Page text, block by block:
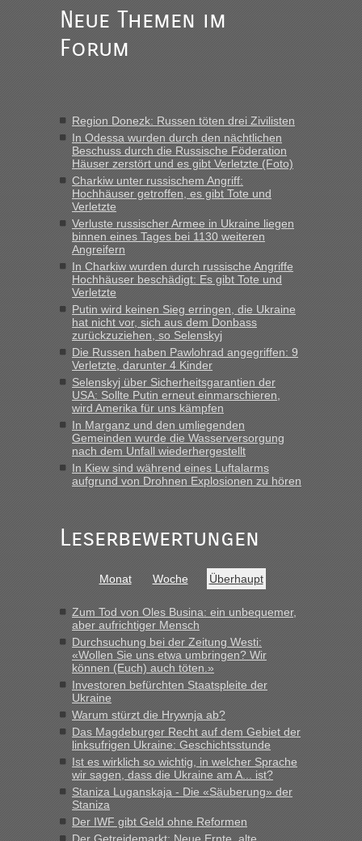
fast 11 Milliarden aufgedeckt
„Am besten wäre natürlich, wenn die Frau mit dabei ist.
Alleinreisende Männer stehen schließlich immer unter
Milliarden aufgedeckt
„Kein Zoll. Du musst an sich nur sagen dass das privat ist
und du nicht damit handeln willst. So lange das nicht
Originalverpackt ist und ersichlich das nicht neu sollte es
keine Probleme geben“
Recht, Visa und Dokumente • Deklaration
gebrauchter Kleidung beim Zoll
„Hallo Leute, ich weiß nicht, ob ich hier richtig bin mit meiner
Anfrage. Ich möchte 4 Umzugskartons mit gebrauchter
Straßen Kleidung bei der Einreise in die Ukraine
mitnehmen. Es ist gebrauchte Kleidung...“
Berichte und Reisetipps • Re: An welchem
Grenzübergang zwischen Polen und der Ukraine geht es am
schnellsten?
„Wir sind mit unserem Wohnmobil, wie geplant am Montag
15.6. in Krakovets rüber. Sehr zeitig los gegen 5 Uhr in der
Früh. Mit sehr sehr wenig Verkehr, super bis zur Grenze. Nur
8 PKW vor der Schranke....“
inBerichte und Reisetipps • Re: An welchem
Grenzübergang zwischen Polen und der Ukraine geht es am
„Gestern 6 Stunden warten vor der Grenze Richtung Polen
in Krakowez mit dem Kleinbus. Abfertigung ging dann
Berichte und Reisetipps • Re: An welchem
Grenzübergang zwischen Polen und der Ukraine geht es am
schnellsten?
„Bin am Montag 15.6.26 um 8 Uhr in Urgyniw ausgereist,
das erste Mal an einem Montagmorgen ca. 15 Fahrzeuge
vor mir, bin sonst der Erste oder Zweite, egal, nach ca 20
Minuten wurde dann die nächste Welle...“
Berichte und Reisetipps • Re: An welchem
Grenzübergang zwischen Polen und der Ukraine geht es am
schnellsten?
„Derzeit, ist es überall sehr voll an den Grenzen Ukraine/
Polen. Zb. Krakovets 100 PKW ca. 10 h Wartezeit. Wollen
Montag rüber, versuchen es sehr früh.“
Neue Themen im
Forum
Region Donezk: Russen töten drei Zivilisten
In Odessa wurden durch den nächtlichen
Beschuss durch die Russische Föderation
Häuser zerstört und es gibt Verletzte (Foto)
Charkiw unter russischem Angriff:
Hochhäuser getroffen, es gibt Tote und
Verletzte
Verluste russischer Armee in Ukraine liegen
binnen eines Tages bei 1130 weiteren
Angreifern
In Charkiw wurden durch russische Angriffe
Hochhäuser beschädigt: Es gibt Tote und
Verletzte
Putin wird keinen Sieg erringen, die Ukraine
hat nicht vor, sich aus dem Donbass
zurückzuziehen, so Selenskyj
Die Russen haben Pawlohrad angegriffen: 9
Verletzte, darunter 4 Kinder
Selenskyj über Sicherheitsgarantien der
USA: Sollte Putin erneut einmarschieren,
wird Amerika für uns kämpfen
In Marganz und den umliegenden
Gemeinden wurde die Wasserversorgung
nach dem Unfall wiederhergestellt
In Kiew sind während eines Luftalarms
aufgrund von Drohnen Explosionen zu hören
Leserbewertungen
Monat Woche Überhaupt
Zum Tod von Oles Busina: ein unbequemer,
aber aufrichtiger Mensch
Durchsuchung bei der Zeitung Westi:
«Wollen Sie uns etwa umbringen? Wir
können (Euch) auch töten.»
Investoren befürchten Staatspleite der
Ukraine
Warum stürzt die Hrywnja ab?
Das Magdeburger Recht auf dem Gebiet der
linksufrigen Ukraine: Geschichtsstunde
Ist es wirklich so wichtig, in welcher Sprache
wir sagen, dass die Ukraine am A... ist?
Staniza Luganskaja - Die «Säuberung» der
Staniza
Der IWF gibt Geld ohne Reformen
Der Getreidemarkt: Neue Ernte, alte